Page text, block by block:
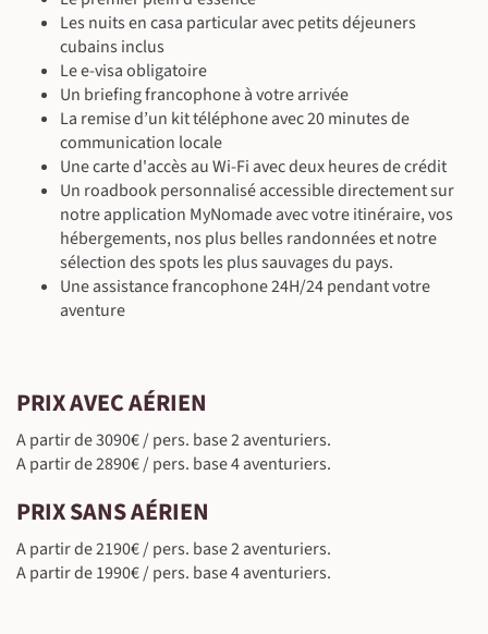
Chez l'habitant
Petit-déjeuner inclus - déjeuner & dîner libres
Petit-déjeuner inclus - déjeuner & dîner libres
En véhicule de location
Chez l'habitant
Petit-déjeuner inclus - déjeuner & dîner libres
En véhicule de location
Chez l'habitant
Petit-déjeuner inclus - déjeuner & dîner libres
En véhicule de location
En véhicule de location
©
Les nuits en casa particular avec petits déjeuners
cubains inclus
Le e-visa obligatoire
Un briefing francophone à votre arrivée
La remise d’un kit téléphone avec 20 minutes de
communication locale
Une carte d'accès au Wi-Fi avec deux heures de crédit
Un roadbook personnalisé accessible directement sur
notre application MyNomade avec votre itinéraire, vos
hébergements, nos plus belles randonnées et notre
sélection des spots les plus sauvages du pays.
Une assistance francophone 24H/24 pendant votre
aventure
PRIX AVEC AÉRIEN
A partir de 3090€ / pers. base 2 aventuriers.
A partir de 2890€ / pers. base 4 aventuriers.
PRIX SANS AÉRIEN
A partir de 2190€ / pers. base 2 aventuriers.
A partir de 1990€ / pers. base 4 aventuriers.